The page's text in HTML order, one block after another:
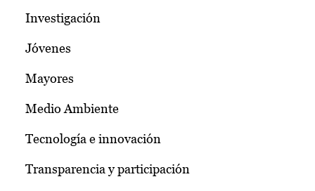
Investigación
Jóvenes
Mayores
Medio Ambiente
Tecnología e innovación
Transparencia y participación